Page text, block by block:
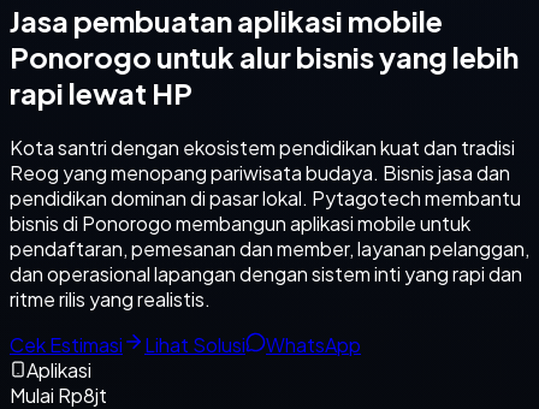
Jasa pembuatan aplikasi mobile
Ponorogo untuk alur bisnis yang lebih
rapi lewat HP
Kota santri dengan ekosistem pendidikan kuat dan tradisi
Reog yang menopang pariwisata budaya. Bisnis jasa dan
pendidikan dominan di pasar lokal. Pytagotech membantu
bisnis di Ponorogo membangun aplikasi mobile untuk
pendaftaran, pemesanan dan member, layanan pelanggan,
dan operasional lapangan dengan sistem inti yang rapi dan
ritme rilis yang realistis.
Cek Estimasi
Lihat Solusi
WhatsApp
Aplikasi
Mulai Rp8jt